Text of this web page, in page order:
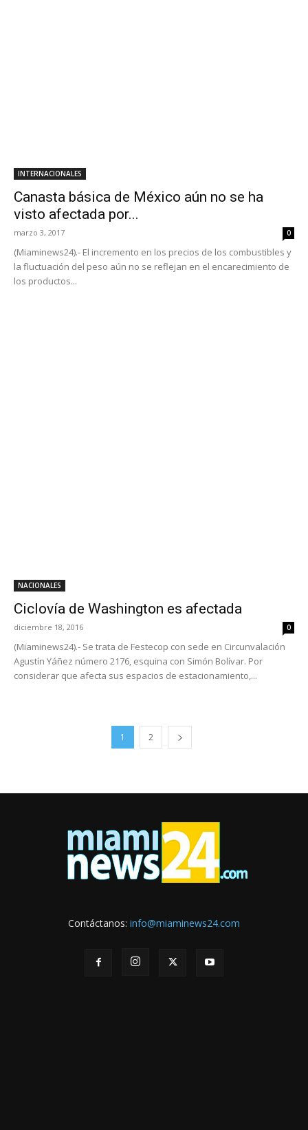
INTERNACIONALES
Canasta básica de México aún no se ha
visto afectada por...
marzo 3, 2017 0
(Miaminews24).- El incremento en los precios de los combustibles y
la fluctuación del peso aún no se reflejan en el encarecimiento de
los productos...
NACIONALES
Ciclovía de Washington es afectada
diciembre 18, 2016 0
(Miaminews24).- Se trata de Festecop con sede en Circunvalación
Agustín Yáñez número 2176, esquina con Simón Bolívar. Por
considerar que afecta sus espacios de estacionamiento,...
1 2
Contáctanos: info@miaminews24.com